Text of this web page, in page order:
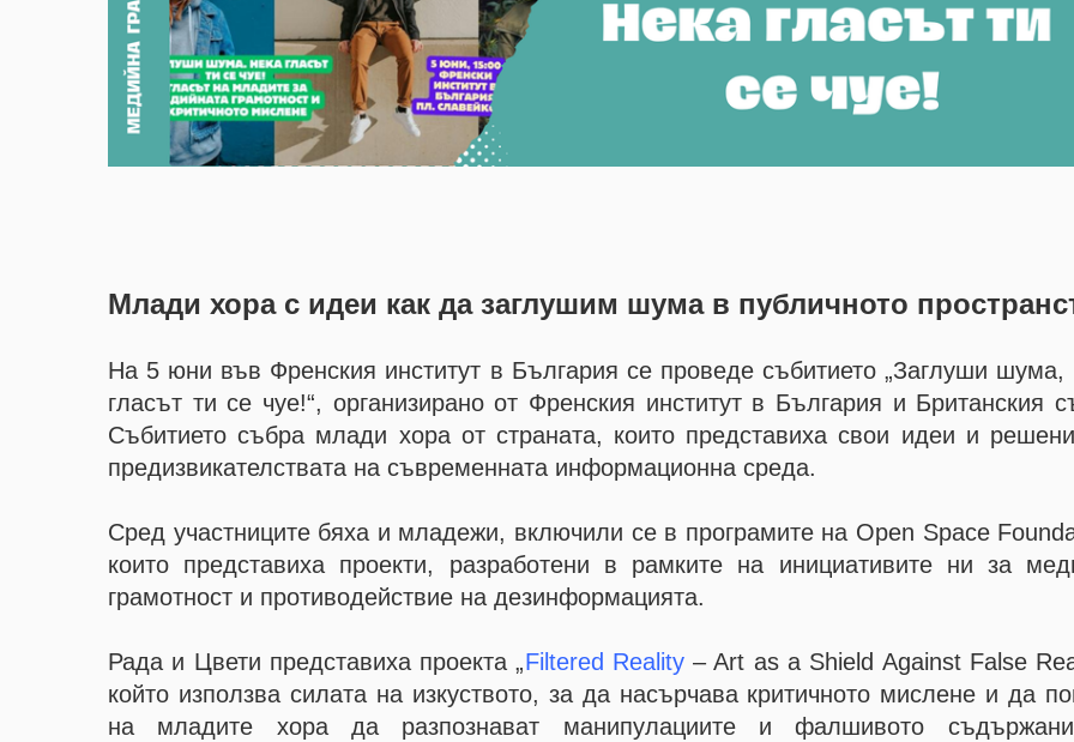
Млади хора с идеи как да заглушим шума в публичното
На 5 юни във Френския институт в България се проведе събитието „Заглуши шума,
гласът ти се чуе!“, организирано от Френския институт в България и Британския
Събитието събра млади хора от страната, които представиха свои идеи и
предизвикателствата на съвременната информационна среда.
Сред участниците бяха и младежи, включили се в програмите на Open Space
които представиха проекти, разработени в рамките на инициативите ни за
грамотност и противодействие на дезинформацията.
Рада и Цвети представиха проекта „Filtered Reality – Art as a Shield Against False
който използва силата на изкуството, за да насърчава критичното мислене и да
на младите хора да разпознават манипулациите и фалшивото